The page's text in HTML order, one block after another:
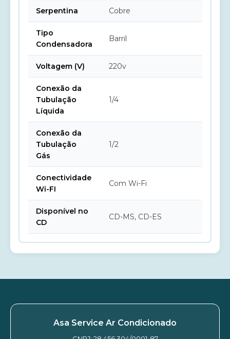
Serpentina Cobre
Tipo
Condensadora
Barril
Voltagem (V) 220v
Conexão da
Tubulação
Líquida
1/4
Conexão da
Tubulação
Gás
1/2
Conectividade
Wi-FI
Com Wi-Fi
Disponível no
CD
CD-MS, CD-ES
Asa Service Ar Condicionado